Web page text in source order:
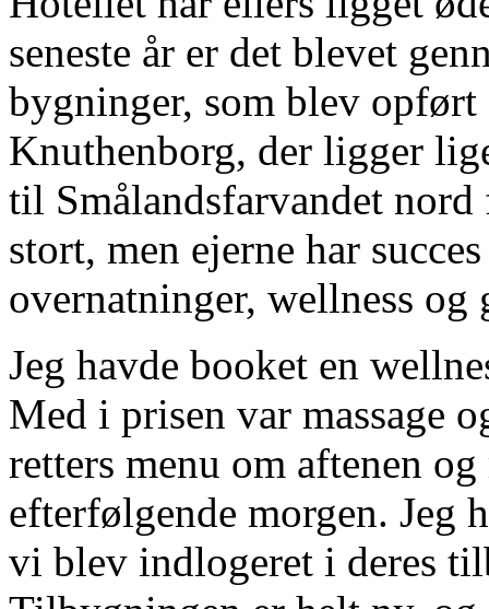
seneste år er det blevet
bygninger, som blev
Knuthenborg, der ligger
til Smålandsfarvandet
stort, men ejerne har
overnatninger, wellness og
Jeg havde booket en
Med i prisen var massage
retters menu om aftenen
efterfølgende morgen. Jeg
vi blev indlogeret i deres